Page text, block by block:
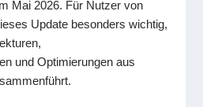
Mai 2026. Für Nutzer von
Update besonders wichtig,
und Optimierungen aus